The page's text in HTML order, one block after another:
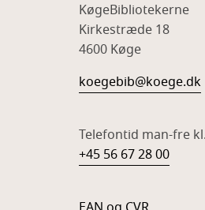
KøgeBibliotekerne
Kirkestræde 18
4600 Køge
koegebib@koege.dk
Telefontid man-fre
+45 56 67 28 00